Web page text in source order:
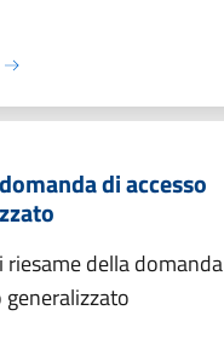
di accesso
della domanda
generalizzato